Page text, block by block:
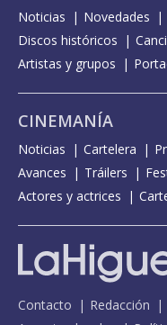
Noticias Novedades
Discos históricos
Artistas y grupos
CINEMANÍA
Noticias Cartelera
Avances
Tráilers
Actores y actrices
Contacto Redacción